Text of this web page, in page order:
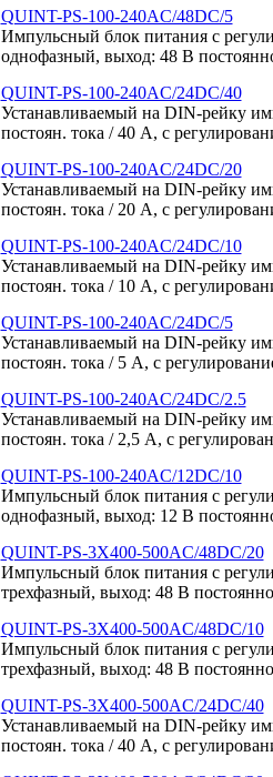
QUINT-PS-100-240AC/48DC/5
Импульсный блок питания с
однофазный, выход: 48 В
QUINT-PS-100-240AC/24DC/40
Устанавливаемый на DIN-рейку
постоян. тока / 40 А, с
QUINT-PS-100-240AC/24DC/20
Устанавливаемый на DIN-рейку
постоян. тока / 20 А, с
QUINT-PS-100-240AC/24DC/10
Устанавливаемый на DIN-рейку
постоян. тока / 10 А, с
QUINT-PS-100-240AC/24DC/5
Устанавливаемый на DIN-рейку
постоян. тока / 5 А, с
QUINT-PS-100-240AC/24DC/2.5
Устанавливаемый на DIN-рейку
постоян. тока / 2,5 А, с
QUINT-PS-100-240AC/12DC/10
Импульсный блок питания с
однофазный, выход: 12 В
QUINT-PS-3X400-500AC/48DC/20
Импульсный блок питания с
трехфазный, выход: 48 В
QUINT-PS-3X400-500AC/48DC/10
Импульсный блок питания с
трехфазный, выход: 48 В
QUINT-PS-3X400-500AC/24DC/40
Устанавливаемый на DIN-рейку
постоян. тока / 40 А, с